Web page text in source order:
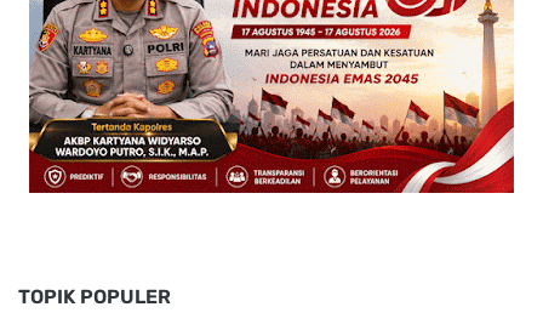
TOPIK POPULER